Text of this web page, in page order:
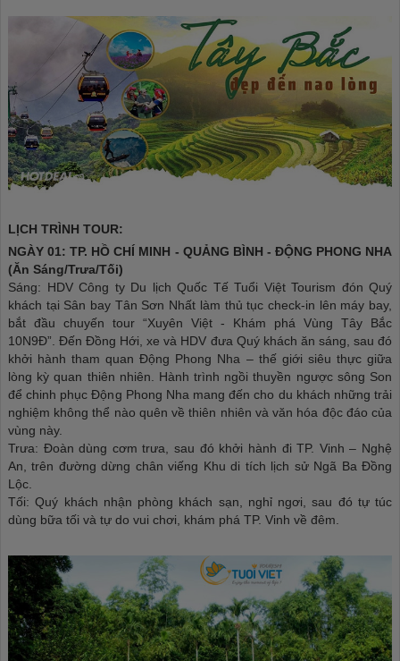
LỊCH TRÌNH TOUR:
NGÀY 01: TP. HỒ CHÍ MINH - QUẢNG BÌNH - ĐỘNG PHONG NHA
(Ăn Sáng/Trưa/Tối)
Sáng: HDV Công ty Du lịch Quốc Tế Tuổi Việt Tourism đón Quý
khách tại Sân bay Tân Sơn Nhất làm thủ tục check-in lên máy bay,
bắt đầu chuyến tour “Xuyên Việt - Khám phá Vùng Tây Bắc
10N9Đ”. Đến Đồng Hới, xe và HDV đưa Quý khách ăn sáng, sau đó
khởi hành tham quan Động Phong Nha – thế giới siêu thực giữa
lòng kỳ quan thiên nhiên. Hành trình ngồi thuyền ngược sông Son
để chinh phục Động Phong Nha mang đến cho du khách những trải
nghiệm không thể nào quên về thiên nhiên và văn hóa độc đáo của
vùng này.
Trưa: Đoàn dùng cơm trưa, sau đó khởi hành đi TP. Vinh – Nghệ
An, trên đường dừng chân viếng Khu di tích lịch sử Ngã Ba Đồng
Lộc.
Tối: Quý khách nhận phòng khách sạn, nghỉ ngơi, sau đó tự túc
dùng bữa tối và tự do vui chơi, khám phá TP. Vinh về đêm.